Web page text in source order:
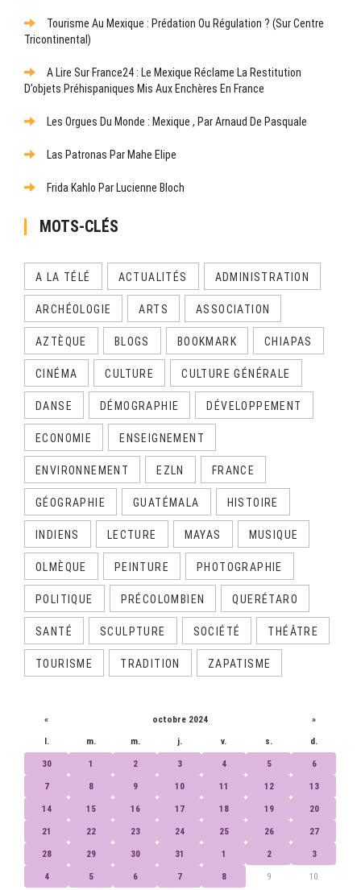
Tourisme Au Mexique : Prédation Ou Régulation ? (Sur Centre
Tricontinental)
A Lire Sur France24 : Le Mexique Réclame La Restitution
D’objets Préhispaniques Mis Aux Enchères En France
Les Orgues Du Monde : Mexique , Par Arnaud De Pasquale
Las Patronas Par Mahe Elipe
Frida Kahlo Par Lucienne Bloch
MOTS-CLÉS
A LA TÉLÉ ACTUALITÉS ADMINISTRATION
ARCHÉOLOGIE ARTS ASSOCIATION
AZTÈQUE BLOGS BOOKMARK CHIAPAS
CINÉMA CULTURE CULTURE GÉNÉRALE
DANSE DÉMOGRAPHIE DÉVELOPPEMENT
ECONOMIE ENSEIGNEMENT
ENVIRONNEMENT EZLN FRANCE
GÉOGRAPHIE GUATÉMALA HISTOIRE
INDIENS LECTURE MAYAS MUSIQUE
OLMÈQUE PEINTURE PHOTOGRAPHIE
POLITIQUE PRÉCOLOMBIEN QUERÉTARO
SANTÉ SCULPTURE SOCIÉTÉ THÉÂTRE
TOURISME TRADITION ZAPATISME
« octobre 2024 »
l. m. m. j. v. s. d.
30 1 2 3 4 5 6
7 8 9 10 11 12 13
14 15 16 17 18 19 20
21 22 23 24 25 26 27
28 29 30 31 1 2 3
4 5 6 7 8 9 10